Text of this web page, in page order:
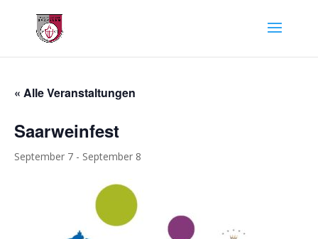
« Alle Veranstaltungen
Saarweinfest
September 7 - September 8